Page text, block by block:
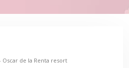
de la Renta resort